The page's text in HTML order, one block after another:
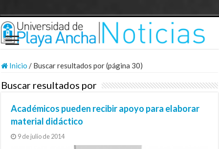
Inicio / Buscar resultados por (página 30)
Buscar resultados por
Académicos pueden recibir apoyo para elaborar
material didáctico
9 de julio de 2014